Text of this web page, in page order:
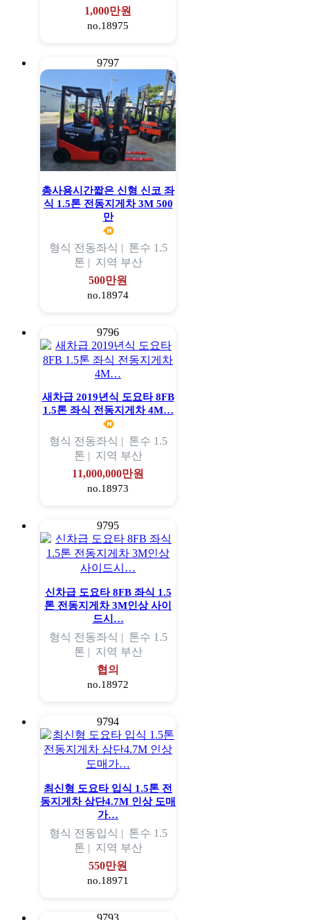
1,000만원
no.18975
9797
총사용시간짧은 신형 신코 좌
식 1.5톤 전동지게차 3M 500
만
형식 전동좌식 | 톤수 1.5
톤 | 지역 부산
500만원
no.18974
9796
새차급 2019년식 도요타 8FB
1.5톤 좌식 전동지게차 4M…
형식 전동좌식 | 톤수 1.5
톤 | 지역 부산
11,000,000만원
no.18973
9795
신차급 도요타 8FB 좌식 1.5
톤 전동지게차 3M인상 사이
드시…
형식 전동좌식 | 톤수 1.5
톤 | 지역 부산
협의
no.18972
9794
최신형 도요타 입식 1.5톤 전
동지게차 삼단4.7M 인상 도매
가…
형식 전동입식 | 톤수 1.5
톤 | 지역 부산
550만원
no.18971